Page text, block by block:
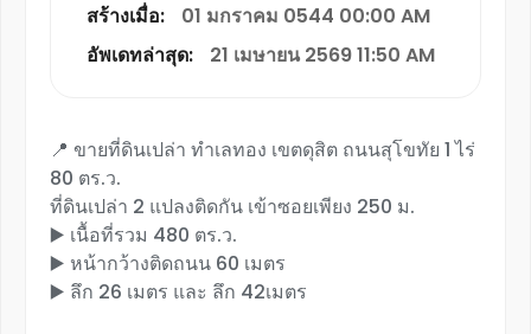
สร้างเมื่อ:
01 มกราคม 0544 00:00 AM
อัพเดทล่าสุด:
21 เมษายน 2569 11:50 AM
📍 ขายที่ดินเปล่า ทำเลทอง เขตดุสิต ถนนสุโขทัย 1 ไร่
80 ตร.ว.
ที่ดินเปล่า 2 แปลงติดกัน เข้าซอยเพียง 250 ม.
▶️ เนื้อที่รวม 480 ตร.ว.
▶️ หน้ากว้างติดถนน 60 เมตร
▶️ ลึก 26 เมตร และ ลึก 42เมตร